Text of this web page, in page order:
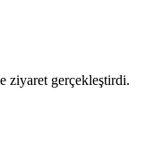
ziyaret gerçekleştirdi.